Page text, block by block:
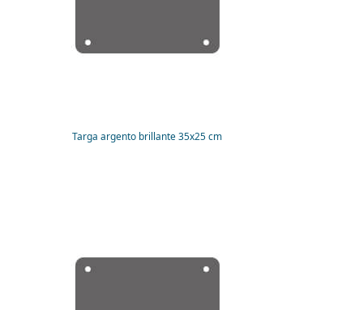
Targa argento brillante 35x25 cm